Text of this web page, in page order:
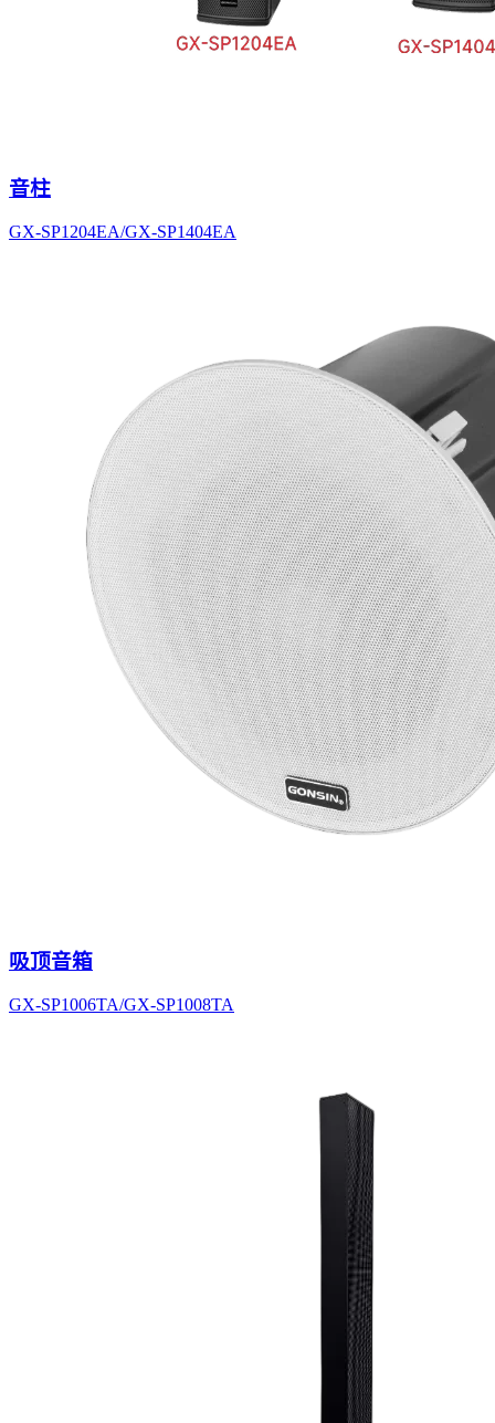
音柱
GX-SP1204EA/GX-SP1404EA
吸顶音箱
GX-SP1006TA/GX-SP1008TA